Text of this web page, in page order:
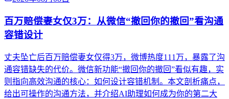
百万赔偿妻女仅3万：从微信“撤回你的撤回”看沟通
容错设计
丈夫坠亡后百万赔偿妻女仅得3万，微博热度111万，暴露了沟
通容错缺失的代价。微信新功能“撤回你的撤回”看似有趣，实
则指向高效沟通的核心：如何设计容错机制。本文剖析痛点，
给出可操作的沟通方法，并介绍AI助理如何成为你的第二大